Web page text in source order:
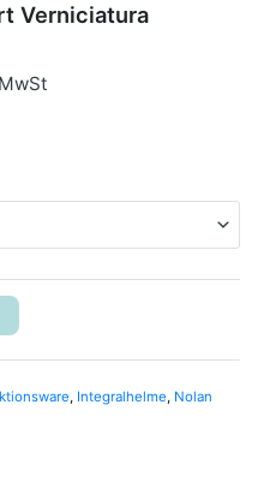
Verniciatura
, Integralhelme, Nolan